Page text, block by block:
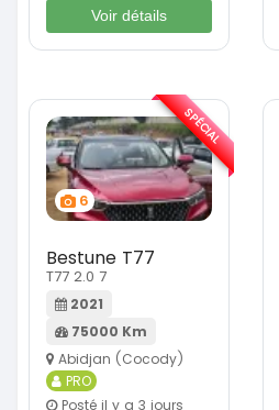
Voir détails
6
Bestune T77
T77 2.0 7
2021
75000 Km
Abidjan (Cocody)
PRO
Posté il y a 3 jours
SPÉCIAL